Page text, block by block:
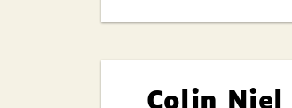
Colin Niel